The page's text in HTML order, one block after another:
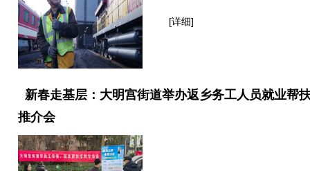
[详细]
新春走基层：大明宫街道举办返乡务工人员就业帮
推介会